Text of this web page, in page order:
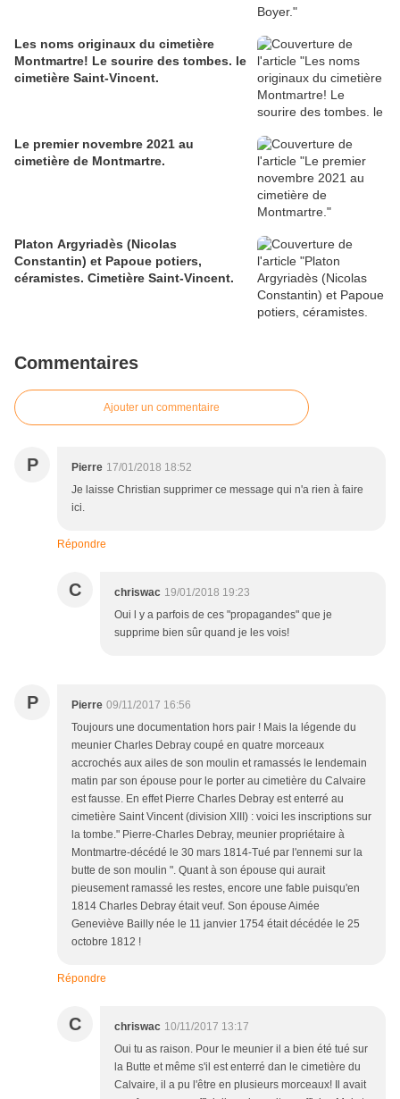
Les noms originaux du cimetière
Montmartre! Le sourire des tombes. le
cimetière Saint-Vincent.
Le premier novembre 2021 au
cimetière de Montmartre.
Platon Argyriadès (Nicolas
Constantin) et Papoue potiers,
céramistes. Cimetière Saint-Vincent.
Commentaires
Ajouter un commentaire
P Pierre 17/01/2018 18:52
Je laisse Christian supprimer ce message qui n'a rien à faire
ici.
Répondre
C chriswac 19/01/2018 19:23
Oui l y a parfois de ces "propagandes" que je
supprime bien sûr quand je les vois!
P Pierre 09/11/2017 16:56
Toujours une documentation hors pair ! Mais la légende du
meunier Charles Debray coupé en quatre morceaux
accrochés aux ailes de son moulin et ramassés le lendemain
matin par son épouse pour le porter au cimetière du Calvaire
est fausse. En effet Pierre Charles Debray est enterré au
cimetière Saint Vincent (division XIII) : voici les inscriptions sur
la tombe." Pierre-Charles Debray, meunier propriétaire à
Montmartre-décédé le 30 mars 1814-Tué par l'ennemi sur la
butte de son moulin ". Quant à son épouse qui aurait
pieusement ramassé les restes, encore une fable puisqu'en
1814 Charles Debray était veuf. Son épouse Aimée
Geneviève Bailly née le 11 janvier 1754 était décédée le 25
octobre 1812 !
Répondre
C chriswac 10/11/2017 13:17
Oui tu as raison. Pour le meunier il a bien été tué sur
la Butte et même s'il est enterré dan le cimetière du
Calvaire, il a pu l'être en plusieurs morceaux! Il avait